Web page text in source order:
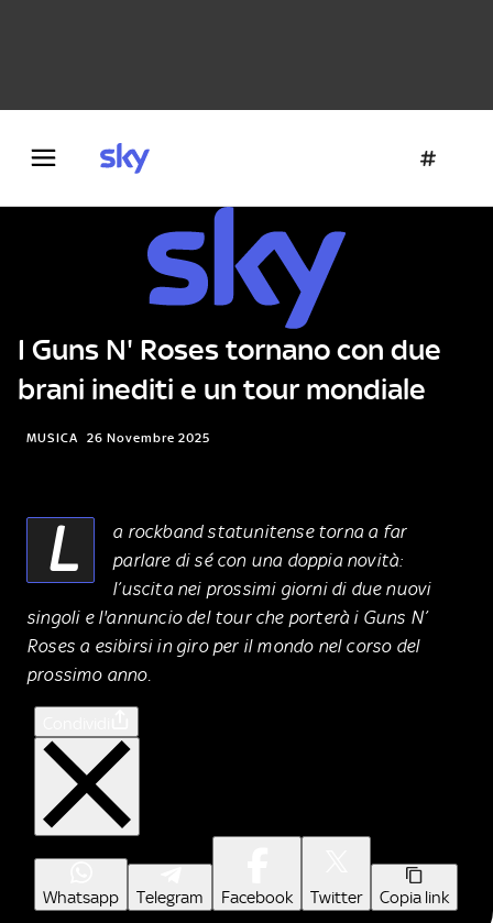
I Guns N' Roses tornano con due
brani inediti e un tour mondiale
MUSICA 26 Novembre 2025
L
a rockband statunitense torna a far
parlare di sé con una doppia novità:
l’uscita nei prossimi giorni di due nuovi
singoli e l'annuncio del tour che porterà i Guns N’
Roses a esibirsi in giro per il mondo nel corso del
prossimo anno.
Whatsapp Telegram Facebook Twitter Copia link